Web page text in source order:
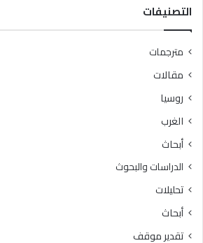
التصنيفات
مترجمات
مقالات
روسيا
الغرب
أبحاث
الدراسات والبحوث
تحليلات
أبحاث
تقدير موقف